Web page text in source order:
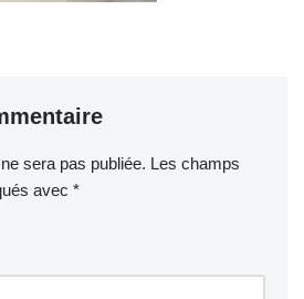
sera pas publiée. Les champs
avec *